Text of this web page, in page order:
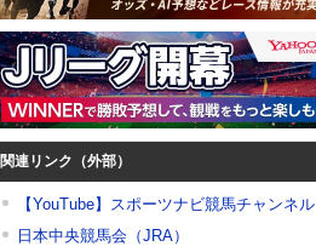
関連リンク（外部）
【YouTube】スポーツナビ競馬チャンネル
日本中央競馬会（JRA）